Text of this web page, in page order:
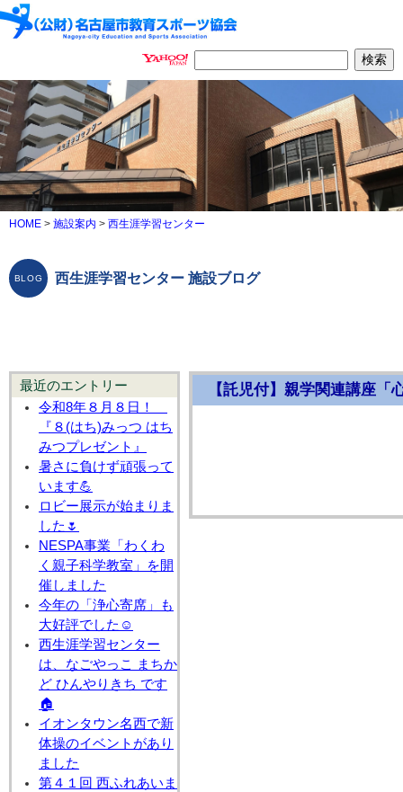
HOME > 施設案内 > 西生涯学習センター
西生涯学習センター 施設ブログ
最近のエントリー
令和8年８月８日！
『８(はち)みっつ はち
みつプレゼント』
暑さに負けず頑張って
います💪
ロビー展示が始まりま
した🌷
NESPA事業「わくわ
く親子科学教室」を開
催しました
今年の「浄心寄席」も
大好評でした☺
西生涯学習センター
は、なごやっこ まちか
ど ひんやりきち です
🏠
イオンタウン名西で新
体操のイベントがあり
ました
第４１回 西ふれあいま
【託児付】親学関連講座